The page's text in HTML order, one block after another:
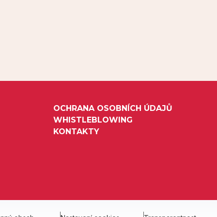
OCHRANA OSOBNÍCH ÚDAJŮ
WHISTLEBLOWING
KONTAKTY